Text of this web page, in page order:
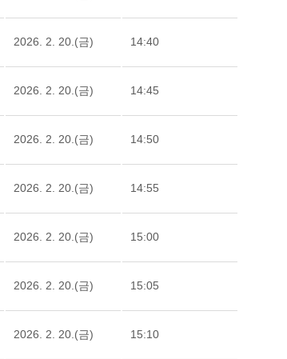
2026. 2. 20.(금) 14:40
2026. 2. 20.(금) 14:45
2026. 2. 20.(금) 14:50
2026. 2. 20.(금) 14:55
2026. 2. 20.(금) 15:00
2026. 2. 20.(금) 15:05
2026. 2. 20.(금) 15:10